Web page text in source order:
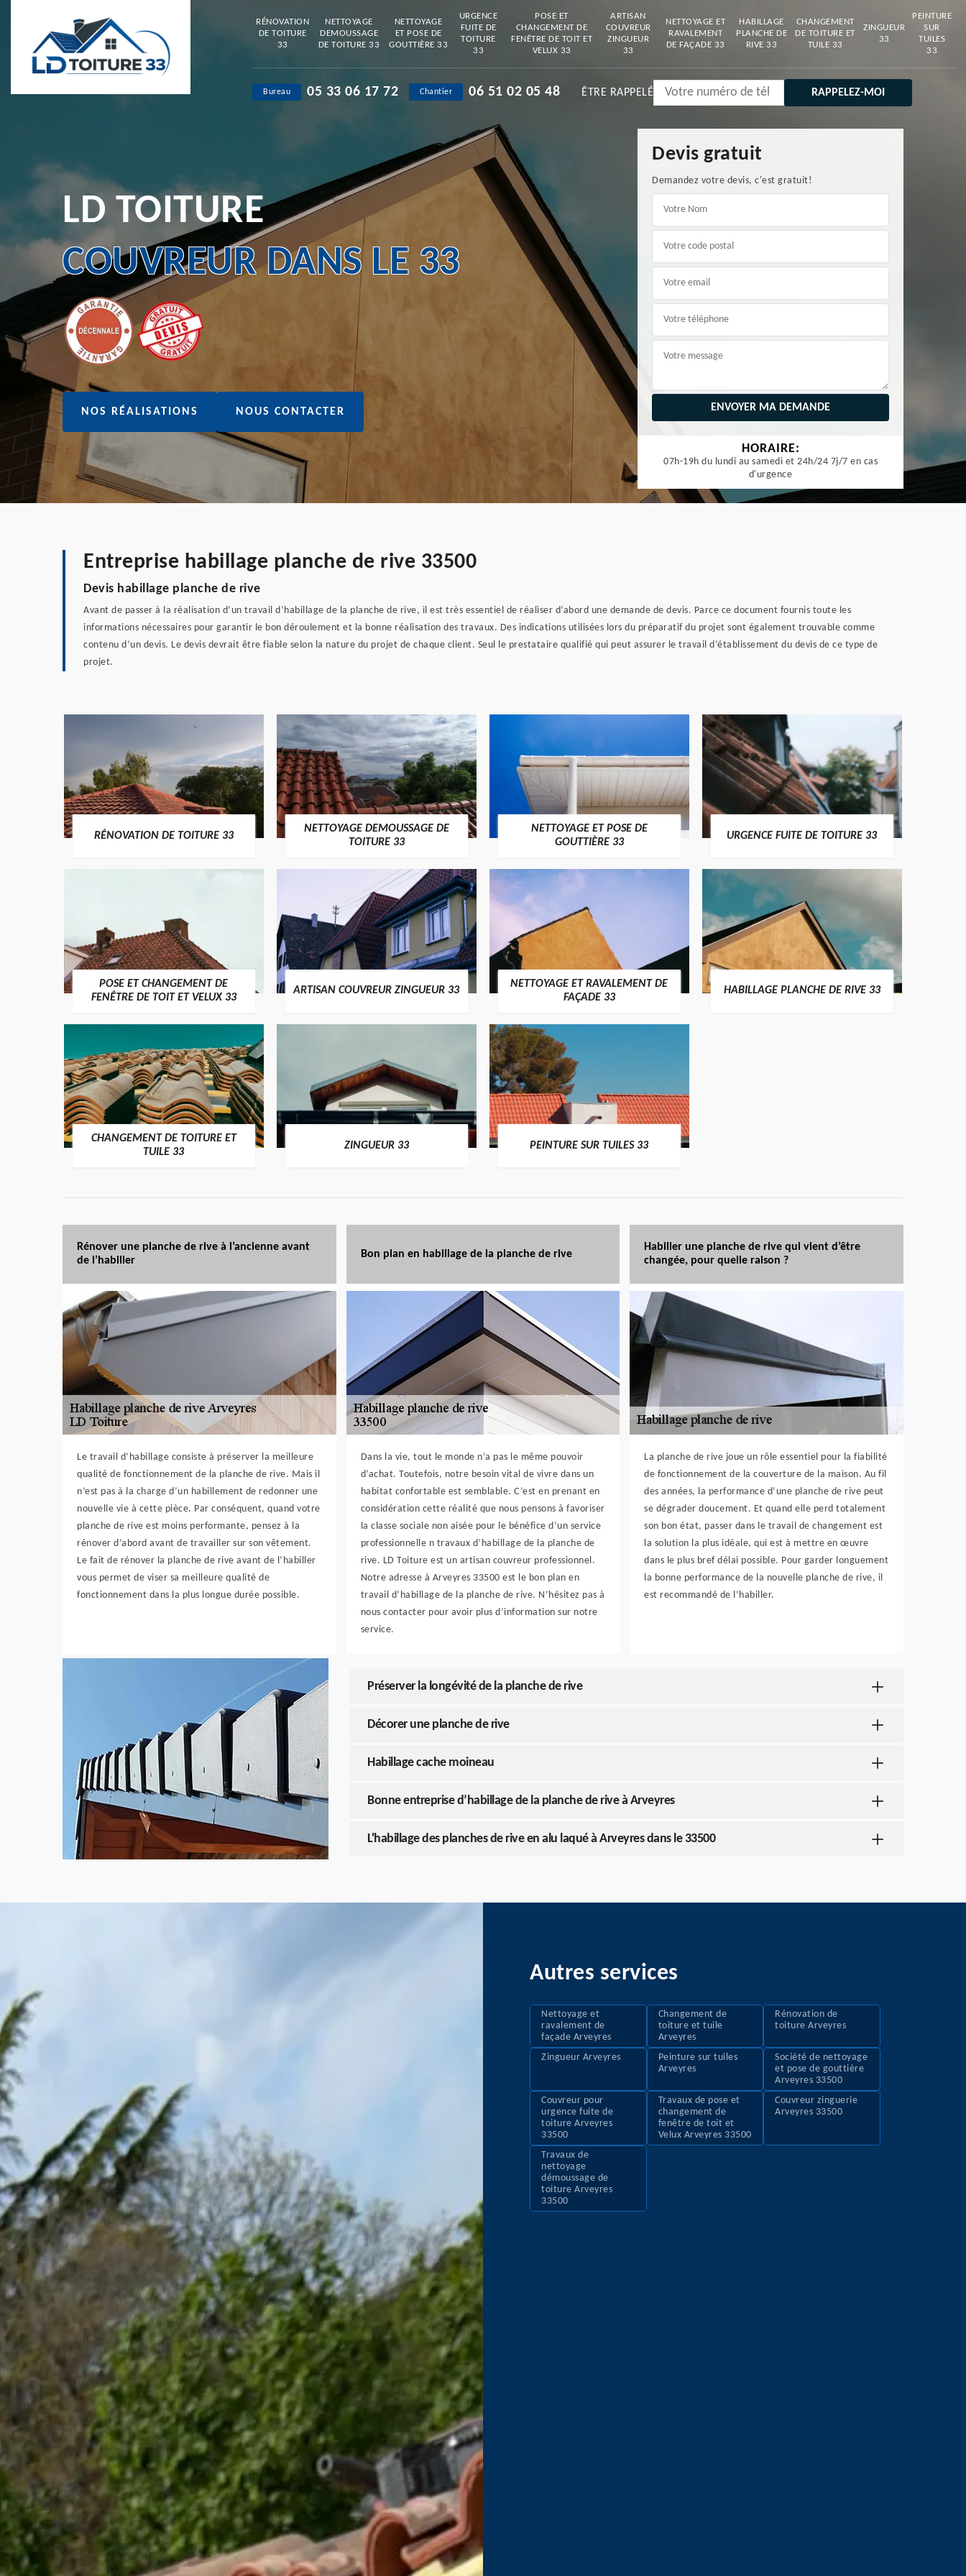
RÉNOVATION
DE TOITURE
33
NETTOYAGE
DEMOUSSAGE
DE TOITURE 33
NETTOYAGE
ET POSE DE
GOUTTIÈRE 33
URGENCE
FUITE DE
TOITURE
33
POSE ET
CHANGEMENT DE
FENÊTRE DE TOIT ET
VELUX 33
ARTISAN
COUVREUR
ZINGUEUR
33
NETTOYAGE ET
RAVALEMENT
DE FAÇADE 33
HABILLAGE
PLANCHE DE
RIVE 33
CHANGEMENT
DE TOITURE ET
TUILE 33
ZINGUEUR
33
PEINTURE
SUR
TUILES
33
Bureau 05 33 06 17 72 Chantier 06 51 02 05 48 ÊTRE RAPPELÉ
LD TOITURE
COUVREUR DANS LE 33
NOS RÉALISATIONS NOUS CONTACTER
Devis gratuit
Demandez votre devis, c'est gratuit!
HORAIRE:
07h-19h du lundi au samedi et 24h/24 7j/7 en cas
d'urgence
Entreprise habillage planche de rive 33500
Devis habillage planche de rive
Avant de passer à la réalisation d’un travail d’habillage de la planche de rive, il est très essentiel de réaliser d’abord une demande de devis. Parce ce document fournis toute les
informations nécessaires pour garantir le bon déroulement et la bonne réalisation des travaux. Des indications utilisées lors du préparatif du projet sont également trouvable comme
contenu d’un devis. Le devis devrait être fiable selon la nature du projet de chaque client. Seul le prestataire qualifié qui peut assurer le travail d’établissement du devis de ce type de
projet.
RÉNOVATION DE TOITURE 33
NETTOYAGE DEMOUSSAGE DE
TOITURE 33
NETTOYAGE ET POSE DE
GOUTTIÈRE 33
URGENCE FUITE DE TOITURE 33
POSE ET CHANGEMENT DE
FENÊTRE DE TOIT ET VELUX 33
ARTISAN COUVREUR ZINGUEUR 33
NETTOYAGE ET RAVALEMENT DE
FAÇADE 33
HABILLAGE PLANCHE DE RIVE 33
CHANGEMENT DE TOITURE ET
TUILE 33
ZINGUEUR 33 PEINTURE SUR TUILES 33
Rénover une planche de rive à l’ancienne avant
de l’habiller
Le travail d’habillage consiste à préserver la meilleure
qualité de fonctionnement de la planche de rive. Mais il
n’est pas à la charge d’un habillement de redonner une
nouvelle vie à cette pièce. Par conséquent, quand votre
planche de rive est moins performante, pensez à la
rénover d’abord avant de travailler sur son vêtement.
Le fait de rénover la planche de rive avant de l’habiller
vous permet de viser sa meilleure qualité de
fonctionnement dans la plus longue durée possible.
Bon plan en habillage de la planche de rive
Dans la vie, tout le monde n’a pas le même pouvoir
d’achat. Toutefois, notre besoin vital de vivre dans un
habitat confortable est semblable. C’est en prenant en
considération cette réalité que nous pensons à favoriser
la classe sociale non aisée pour le bénéfice d’un service
professionnelle n travaux d’habillage de la planche de
rive. LD Toiture est un artisan couvreur professionnel.
Notre adresse à Arveyres 33500 est le bon plan en
travail d’habillage de la planche de rive. N’hésitez pas à
nous contacter pour avoir plus d’information sur notre
service.
Habiller une planche de rive qui vient d’être
changée, pour quelle raison ?
La planche de rive joue un rôle essentiel pour la fiabilité
de fonctionnement de la couverture de la maison. Au fil
des années, la performance d’une planche de rive peut
se dégrader doucement. Et quand elle perd totalement
son bon état, passer dans le travail de changement est
la solution la plus idéale, qui est à mettre en œuvre
dans le plus bref délai possible. Pour garder longuement
la bonne performance de la nouvelle planche de rive, il
est recommandé de l’habiller.
Préserver la longévité de la planche de rive
Décorer une planche de rive
Habillage cache moineau
Bonne entreprise d’habillage de la planche de rive à Arveyres
L'habillage des planches de rive en alu laqué à Arveyres dans le 33500
Autres services
Nettoyage et
ravalement de
façade Arveyres
Changement de
toiture et tuile
Arveyres
Rénovation de
toiture Arveyres
Zingueur Arveyres
Peinture sur tuiles
Arveyres
Société de nettoyage
et pose de gouttière
Arveyres 33500
Couvreur pour
urgence fuite de
toiture Arveyres
33500
Travaux de pose et
changement de
fenêtre de toit et
Velux Arveyres 33500
Couvreur zinguerie
Arveyres 33500
Travaux de
nettoyage
démoussage de
toiture Arveyres
33500